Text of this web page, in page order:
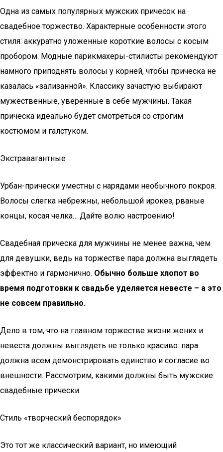
Одна из самых популярных мужских причесок на
свадебное торжество. Характерные особенности этого
стиля: аккуратно уложенные короткие волосы с косым
пробором. Модные парикмахеры-стилисты рекомендуют
намного приподнять волосы у корней, чтобы прическа не
казалась «зализанной». Классику зачастую выбирают
мужественные, уверенные в себе мужчины. Такая
прическа идеально будет смотреться со строгим
костюмом и галстуком.
Экстравагантные
Урбан-прически уместны с нарядами необычного покроя.
Волосы слегка небрежны, небольшой ирокез, рваные
концы, косая челка… Дайте волю настроению!
Свадебная прическа для мужчины не менее важна, чем
для девушки, ведь на торжестве пара должна выглядеть
эффектно и гармонично. Обычно больше хлопот во
время подготовки к свадьбе уделяется невесте – а это
не совсем правильно.
Дело в том, что на главном торжестве жизни жених и
невеста должны выглядеть не только красиво: пара
должна всем демонстрировать единство и согласие во
внешности. Рассмотрим, какими должны быть мужские
свадебные прически.
Стиль «творческий беспорядок»
Это тот же классический вариант, но имеющий